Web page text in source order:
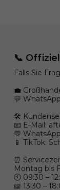
📞
Falls Sie
💼
💬
🛠️
📧 E-Mail:
💬
📱 TikTok:
⏰
Montag bis
🕙 09:30 –
📖 13:30 –